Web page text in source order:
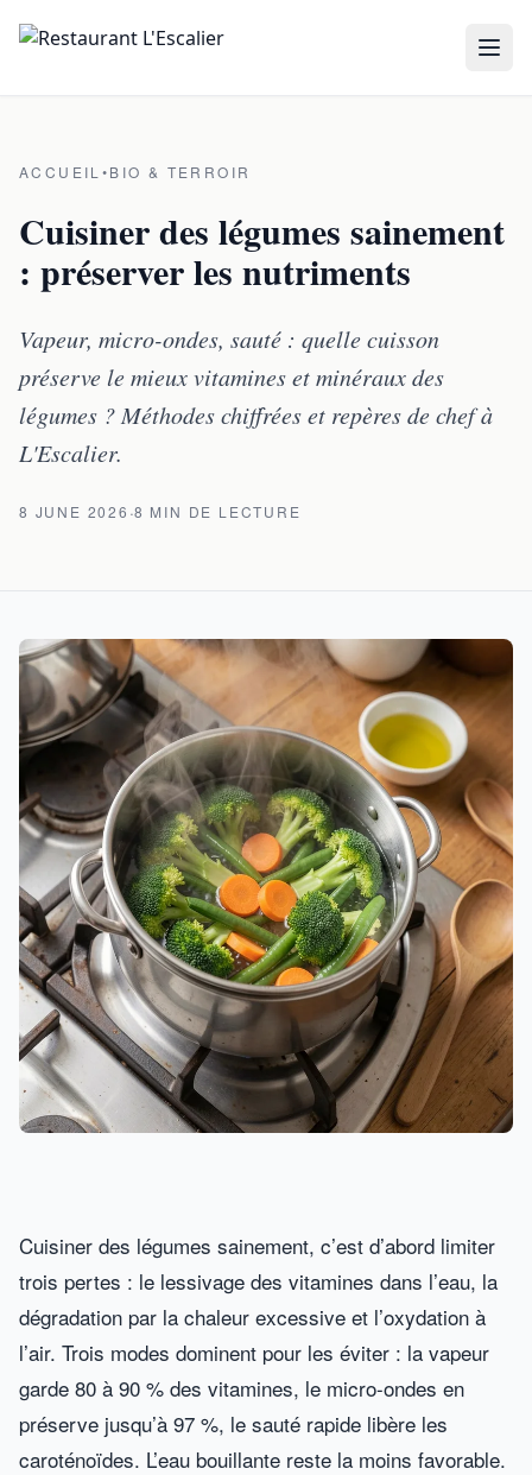
ACCUEIL •BIO & TERROIR
Cuisiner des légumes sainement
: préserver les nutriments
Vapeur, micro-ondes, sauté : quelle cuisson
préserve le mieux vitamines et minéraux des
légumes ? Méthodes chiffrées et repères de chef à
L'Escalier.
8 JUNE 2026 ·8 MIN DE LECTURE
Cuisiner des légumes sainement, c’est d’abord limiter
trois pertes : le lessivage des vitamines dans l’eau, la
dégradation par la chaleur excessive et l’oxydation à
l’air. Trois modes dominent pour les éviter : la vapeur
garde 80 à 90 % des vitamines, le micro-ondes en
préserve jusqu’à 97 %, le sauté rapide libère les
caroténoïdes. L’eau bouillante reste la moins favorable.